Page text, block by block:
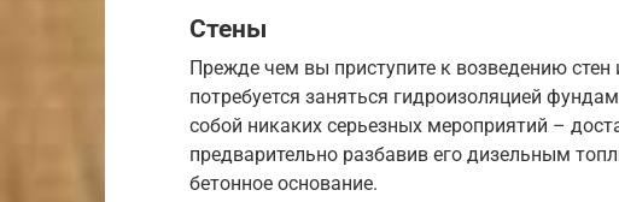
Стены
Прежде чем вы приступите к возведению
потребуется заняться гидроизоляцией
собой никаких серьезных мероприятий –
предварительно разбавив его дизельным
бетонное основание.